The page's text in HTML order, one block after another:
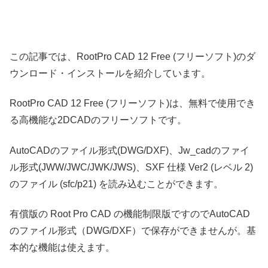
この記事では、RootPro CAD 12 Free (フリーソフト)のダ
ウンロード・インストールを紹介しています。
RootPro CAD 12 Free (フリーソフト)は、無料で使用でき
る高機能な2DCADのフリーソフトです。
AutoCADのファイル形式(DWG/DXF)、Jw_cadのファイ
ル形式(JWW/JWC/JWK/JWS)、SXF 仕様 Ver2 (レベル 2)
のファイル (sfc/p21) を読み込むことができます。
有償版の Root Pro CAD の機能制限版ですのでAutoCAD
のファイル形式（DWG/DXF）で保存ができませんが。基
本的な機能は使えます。